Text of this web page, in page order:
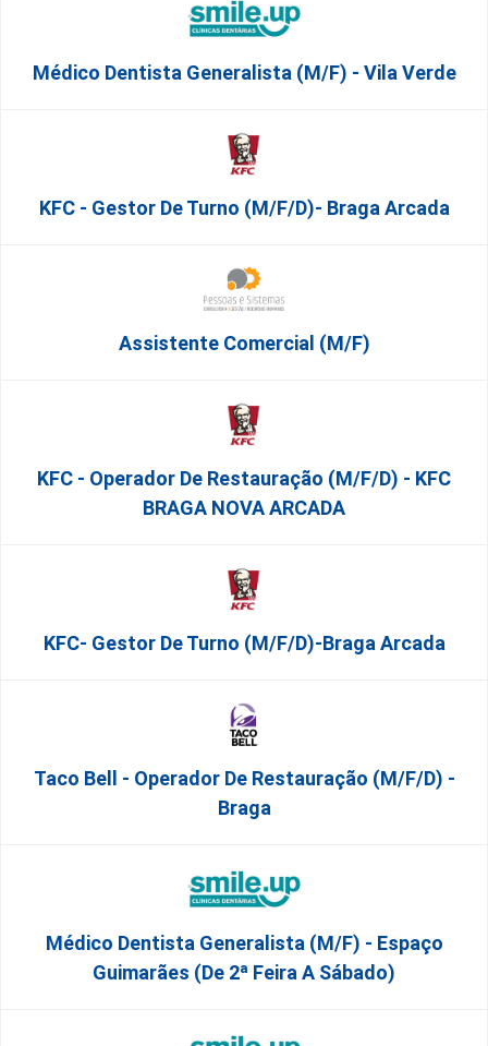
Médico Dentista Generalista (M/F) - Vila Verde
KFC - Gestor De Turno (m/f/d)- Braga Arcada
Assistente Comercial (m/f)
KFC - Operador De Restauração (m/f/d) - KFC
BRAGA NOVA ARCADA
KFC- Gestor De Turno (m/f/d)-Braga Arcada
Taco Bell - Operador De Restauração (m/f/d) -
Braga
Médico Dentista Generalista (M/F) - Espaço
Guimarães (De 2ª Feira A Sábado)